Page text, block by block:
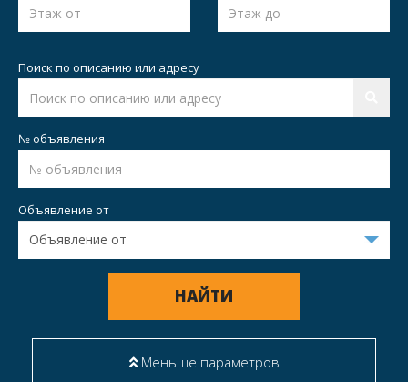
Поиск по описанию или адресу
№ объявления
Объявление от
НАЙТИ
Меньше параметров